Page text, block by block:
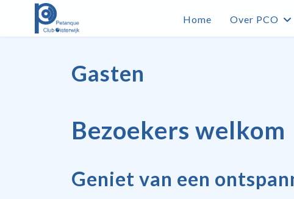
Home Over PCO
Gasten
Bezoekers welkom
Geniet van een